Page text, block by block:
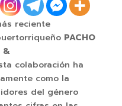
reciente
PACHO
&
colaboración ha
como la
del género